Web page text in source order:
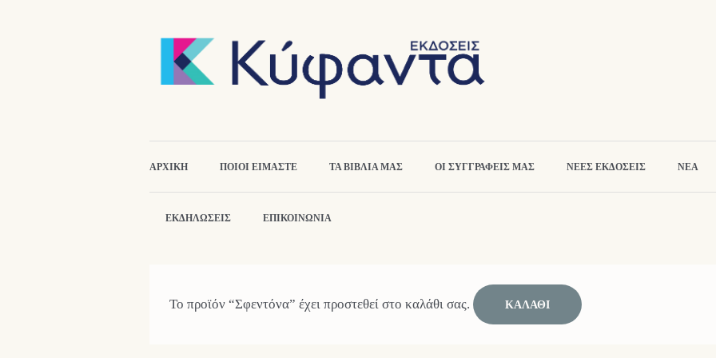
ΑΡΧΙΚΉ ΠΟΙΟΙ ΕΙΜΑΣΤΕ ΤΑ ΒΙΒΛΙΑ ΜΑΣ ΟΙ ΣΥΓΓΡΑΦΕΙΣ ΜΑΣ ΝΕΕΣ ΕΚΔΟΣΕΙΣ ΝΕΑ
ΕΚΔΗΛΏΣΕΙΣ ΕΠΙΚΟΙΝΩΝΙΑ
Το προϊόν “Σφεντόνα” έχει προστεθεί στο καλάθι σας. ΚΑΛΆΘΙ